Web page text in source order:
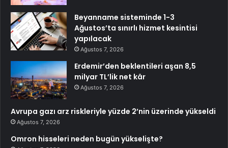
Beyanname sisteminde 1-3
Ağustos’ta sınırlı hizmet kesintisi
yapılacak
Ağustos 7, 2026
Erdemir’den beklentileri aşan 8,5
milyar TL’lik net kâr
Ağustos 7, 2026
Avrupa gazı arz riskleriyle yüzde 2’nin üzerinde yükseldi
Ağustos 7, 2026
Omron hisseleri neden bugün yükselişte?